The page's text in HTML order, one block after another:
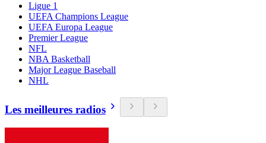
Ligue 1
UEFA Champions League
UEFA Europa League
Premier League
NFL
NBA Basketball
Major League Baseball
NHL
Les meilleures radios